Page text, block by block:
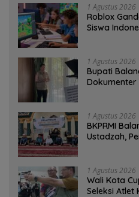
1 Agustus 2026
Roblox
Siswa
1 Agustus 2026
Bupati
Dokumenter
1 Agustus 2026
BKPRMI
Ustadzah,
1 Agustus 2026
Wali Kota
Seleksi Atlet